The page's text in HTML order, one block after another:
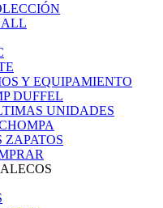
Y EQUIPAMIENTO
DUFFEL
UNIDADES
ZAPATOS